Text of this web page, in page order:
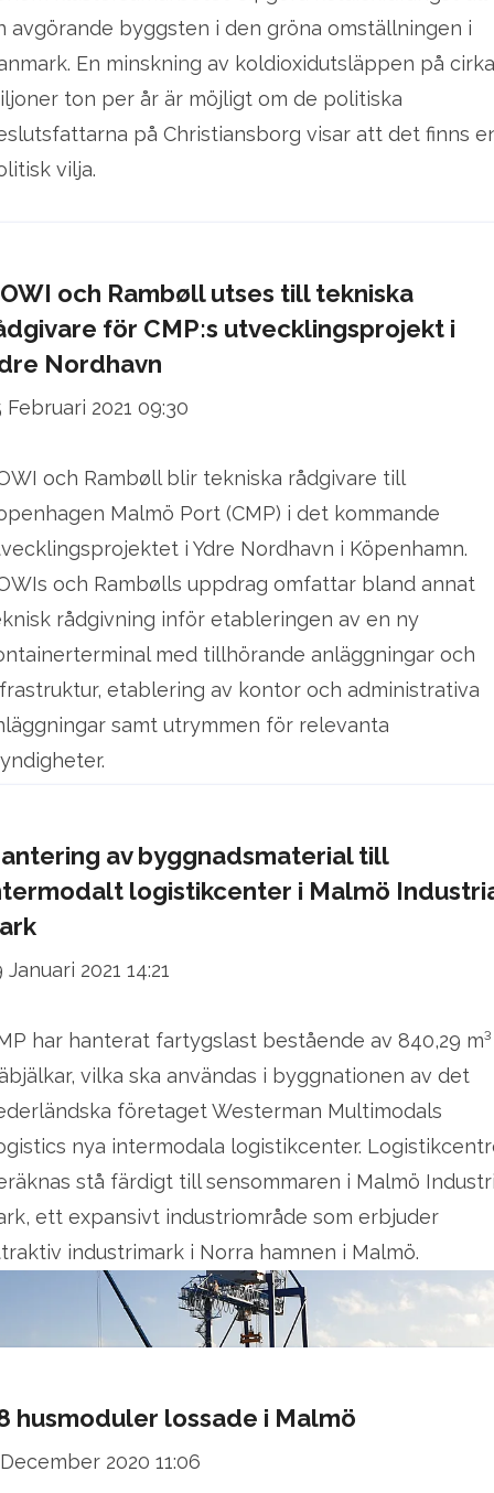
avgörande byggsten i den gröna omställningen i
En minskning av koldioxidutsläppen på
ton per år är möjligt om de politiska
på Christiansborg visar att det finns
vilja.
och Rambøll utses till tekniska
för CMP:s utvecklingsprojekt i
Nordhavn
Februari 2021 09:30
och Rambøll blir tekniska rådgivare till
Malmö Port (CMP) i det kommande
i Ydre Nordhavn i Köpenhamn.
och Rambølls uppdrag omfattar bland annat
rådgivning inför etableringen av en ny
med tillhörande anläggningar och
etablering av kontor och administrativa
samt utrymmen för relevanta
av byggnadsmaterial till
logistikcenter i Malmö
Januari 2021 14:21
har hanterat fartygslast bestående av 840,29 m³
vilka ska användas i byggnationen av det
företaget Westerman Multimodals
nya intermodala logistikcenter.
stå färdigt till sensommaren i Malmö
ett expansivt industriområde som erbjuder
industrimark i Norra hamnen i Malmö.
husmoduler lossade i Malmö
2020 11:06